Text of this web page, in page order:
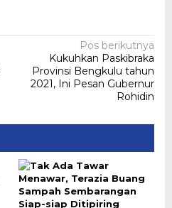
Pos berikutnya
Kukuhkan Paskibraka
Provinsi Bengkulu tahun
2021, Ini Pesan Gubernur
Rohidin